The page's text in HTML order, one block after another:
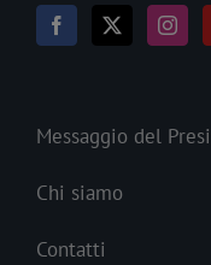
Messaggio del
Chi siamo
Contatti